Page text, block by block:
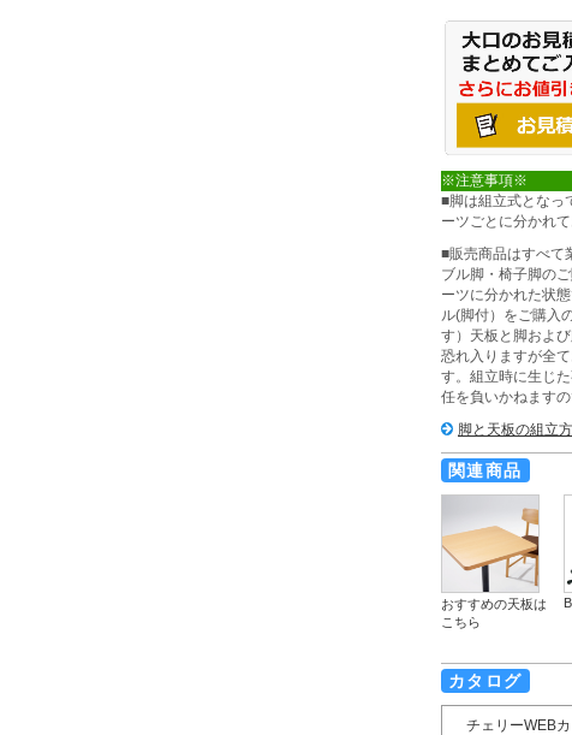
※注意事項※
■脚は組立式となっ
ーツごとに分かれ
■販売商品はすべて
ブル脚・椅子脚の
ーツに分かれた状
ル(脚付）をご購入
す）天板と脚およ
恐れ入りますが全
す。組立時に生じ
任を負いかねます
脚と天板の組立
関連商品
おすすめの天板は
こちら
カタログ
チェリーWEB